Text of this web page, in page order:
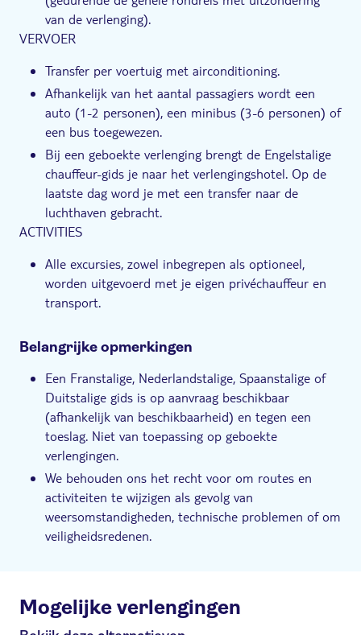
van de verlenging).
VERVOER
Transfer per voertuig met airconditioning.
Afhankelijk van het aantal passagiers wordt een
auto (1-2 personen), een minibus (3-6 personen) of
een bus toegewezen.
Bij een geboekte verlenging brengt de Engelstalige
chauffeur-gids je naar het verlengingshotel. Op de
laatste dag word je met een transfer naar de
luchthaven gebracht.
ACTIVITIES
Alle excursies, zowel inbegrepen als optioneel,
worden uitgevoerd met je eigen privéchauffeur en
transport.
Belangrijke opmerkingen
Een Franstalige, Nederlandstalige, Spaanstalige of
Duitstalige gids is op aanvraag beschikbaar
(afhankelijk van beschikbaarheid) en tegen een
toeslag. Niet van toepassing op geboekte
verlengingen.
We behouden ons het recht voor om routes en
activiteiten te wijzigen als gevolg van
weersomstandigheden, technische problemen of om
veiligheidsredenen.
Mogelijke verlengingen